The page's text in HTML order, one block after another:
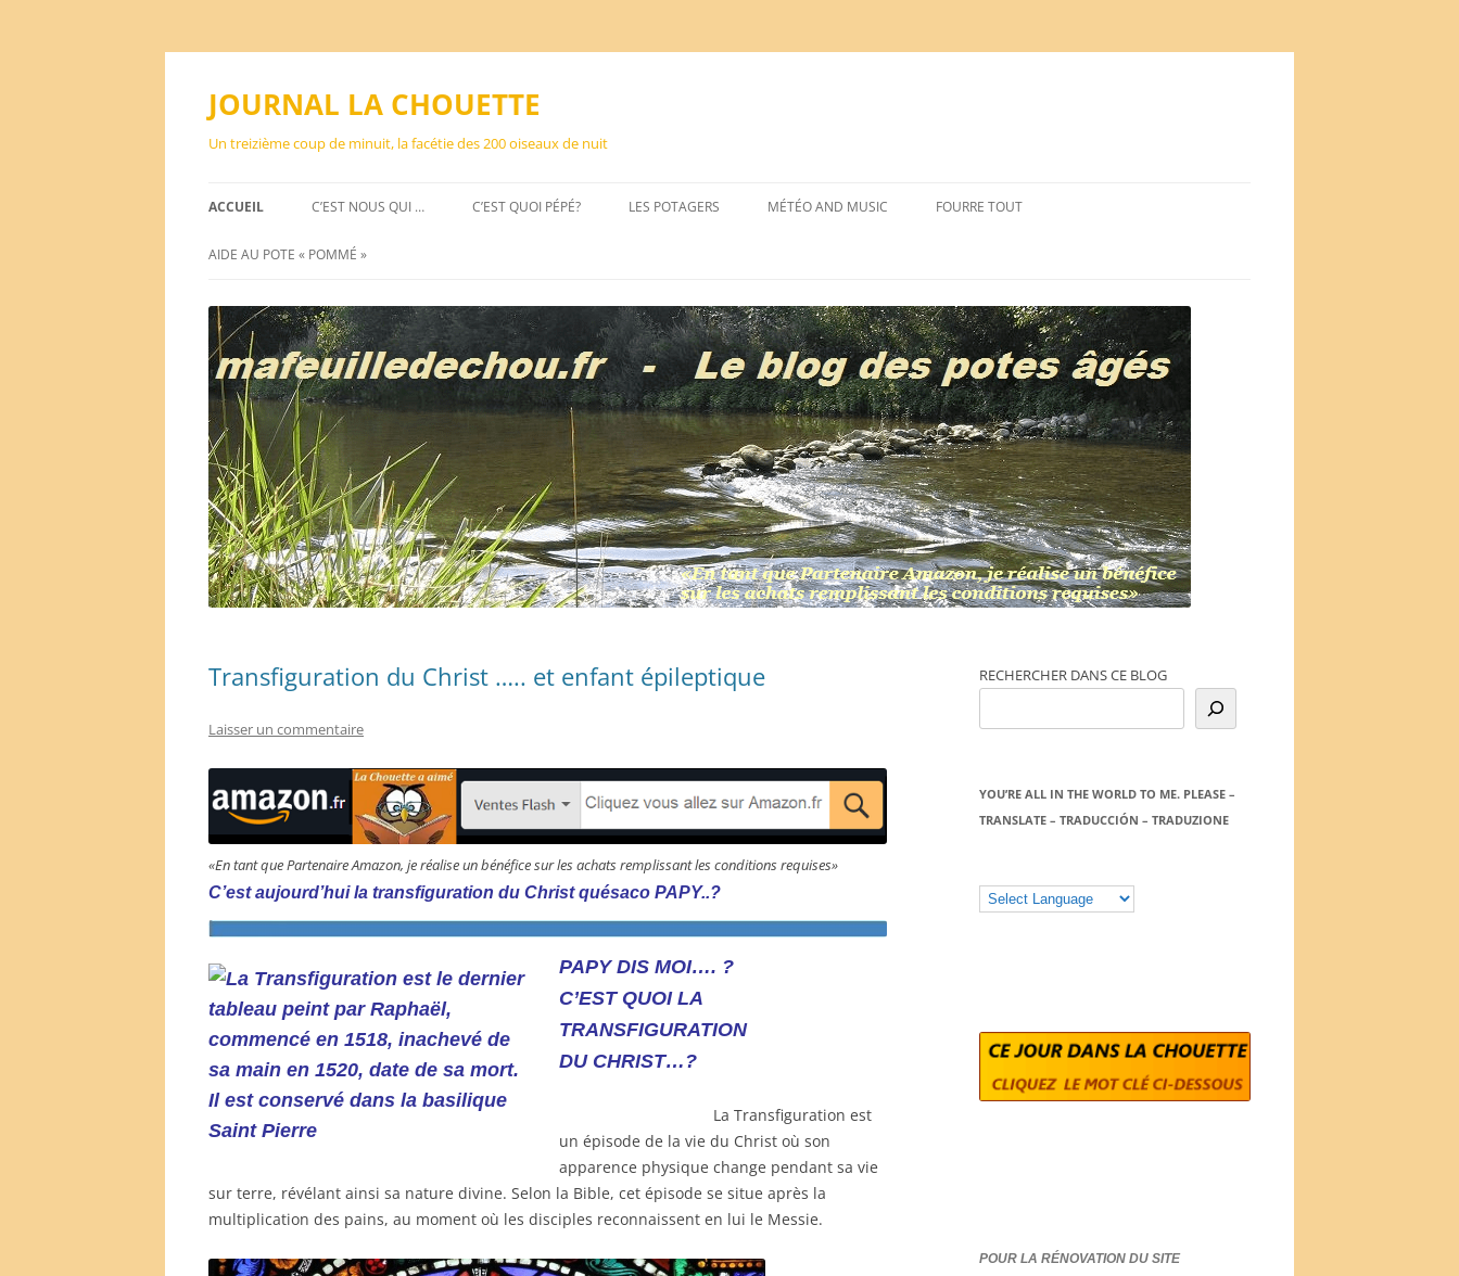
Aller
JOURNAL LA CHOUETTE
Un treizième coup de minuit, la facétie des 200 oiseaux de nuit
ACCUEIL C’EST NOUS QUI … C’EST QUOI PÉPÉ? LES POTAGERS MÉTÉO AND MUSIC FOURRE TOUT
AIDE AU POTE « POMMÉ »
Transfiguration du Christ ….. et enfant épileptique
Laisser un commentaire
«En tant que Partenaire Amazon, je réalise un bénéfice sur les achats remplissant les conditions requises»
C’est aujourd’hui la transfiguration du Christ quésaco PAPY..?
PAPY DIS MOI…. ?
C’EST QUOI LA
TRANSFIGURATION
DU CHRIST…?
La Transfiguration est
un épisode de la vie du Christ où son
apparence physique change pendant sa vie
sur terre, révélant ainsi sa nature divine. Selon la Bible, cet épisode se situe après la
multiplication des pains, au moment où les disciples reconnaissent en lui le Messie.
RECHERCHER DANS CE BLOG
YOU’RE ALL IN THE WORLD TO ME. PLEASE –
TRANSLATE – TRADUCCIÓN – TRADUZIONE
POUR LA RÉNOVATION DU SITE